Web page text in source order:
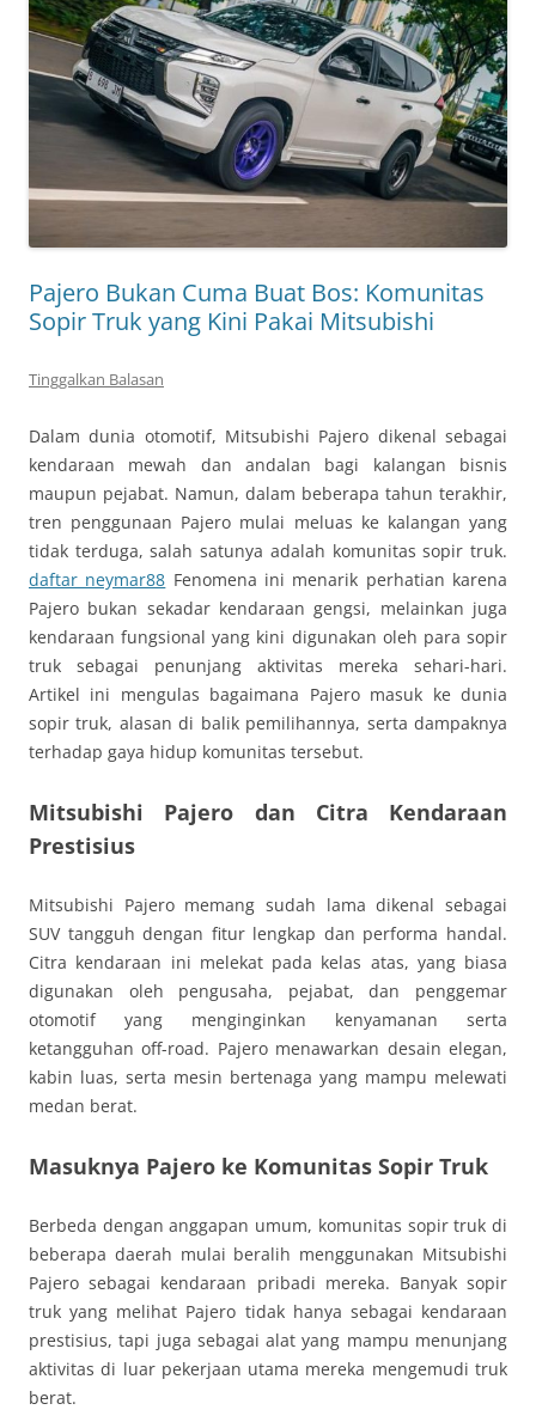
Pajero Bukan Cuma Buat Bos: Komunitas
Sopir Truk yang Kini Pakai Mitsubishi
Tinggalkan Balasan
Dalam dunia otomotif, Mitsubishi Pajero dikenal sebagai
kendaraan mewah dan andalan bagi kalangan bisnis
maupun pejabat. Namun, dalam beberapa tahun terakhir,
tren penggunaan Pajero mulai meluas ke kalangan yang
tidak terduga, salah satunya adalah komunitas sopir truk.
daftar neymar88 Fenomena ini menarik perhatian karena
Pajero bukan sekadar kendaraan gengsi, melainkan juga
kendaraan fungsional yang kini digunakan oleh para sopir
truk sebagai penunjang aktivitas mereka sehari-hari.
Artikel ini mengulas bagaimana Pajero masuk ke dunia
sopir truk, alasan di balik pemilihannya, serta dampaknya
terhadap gaya hidup komunitas tersebut.
Mitsubishi Pajero dan Citra Kendaraan
Prestisius
Mitsubishi Pajero memang sudah lama dikenal sebagai
SUV tangguh dengan fitur lengkap dan performa handal.
Citra kendaraan ini melekat pada kelas atas, yang biasa
digunakan oleh pengusaha, pejabat, dan penggemar
otomotif yang menginginkan kenyamanan serta
ketangguhan off-road. Pajero menawarkan desain elegan,
kabin luas, serta mesin bertenaga yang mampu melewati
medan berat.
Masuknya Pajero ke Komunitas Sopir Truk
Berbeda dengan anggapan umum, komunitas sopir truk di
beberapa daerah mulai beralih menggunakan Mitsubishi
Pajero sebagai kendaraan pribadi mereka. Banyak sopir
truk yang melihat Pajero tidak hanya sebagai kendaraan
prestisius, tapi juga sebagai alat yang mampu menunjang
aktivitas di luar pekerjaan utama mereka mengemudi truk
berat.